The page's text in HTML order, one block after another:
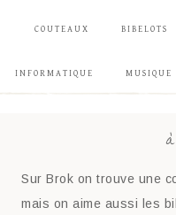
COUTEAUX BIBELOTS
INFORMATIQUE MUSIQUE
Sur Brok on trouve une
mais on aime aussi les